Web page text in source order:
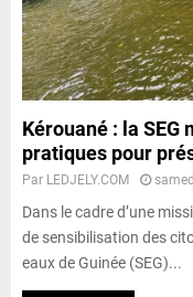
Kérouané : la
pratiques pour
Par LEDJELY.COM
Dans le cadre d’une
de sensibilisation des
eaux de Guinée (SEG)...